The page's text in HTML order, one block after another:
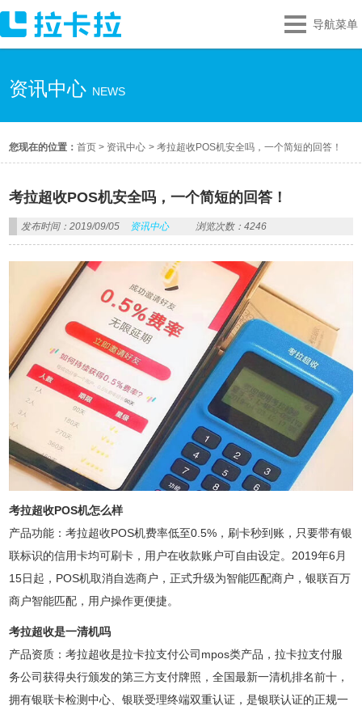
导航菜单
资讯中心 NEWS
您现在的位置：首页 > 资讯中心 >考拉超收POS机安全吗，一个简短的回答！
考拉超收POS机安全吗，一个简短的回答！
发布时间：2019/09/05 资讯中心 浏览次数：4246
考拉超收POS机怎么样
产品功能：考拉超收POS机费率低至0.5%，刷卡秒到账，只要带有银
联标识的信用卡均可刷卡，用户在收款账户可自由设定。2019年6月
15日起，POS机取消自选商户，正式升级为智能匹配商户，银联百万
商户智能匹配，用户操作更便捷。
考拉超收是一清机吗
产品资质：考拉超收是拉卡拉支付公司mpos类产品，拉卡拉支付服
务公司获得央行颁发的第三方支付牌照，全国最新一清机排名前十，
拥有银联卡检测中心、银联受理终端双重认证，是银联认证的正规一